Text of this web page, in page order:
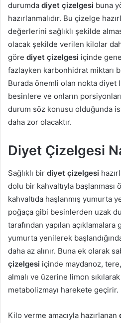
durumda diyet çizelgesi buna
hazırlanmalıdır. Bu çizelge
değerlerini sağlıklı şekilde
olacak şekilde verilen kilolar
göre diyet çizelgesi içinde
fazlayken karbonhidrat miktarı
Burada önemli olan nokta diyet
besinlere ve onların
durum söz konusu olduğunda
daha zor olacaktır.
Diyet Çizelgesi
Sağlıklı bir diyet çizelgesi
dolu bir kahvaltıyla
kahvaltıda haşlanmış yumurta
poğaça gibi besinlerden uzak
tarafından yapılan açıklamalara
yumurta yenilerek
daha az alınır. Buna ek olarak
çizelgesi içinde maydanoz,
almalı ve üzerine limon
metabolizmayı harekete geçirir.
Kilo verme amacıyla hazırlanan